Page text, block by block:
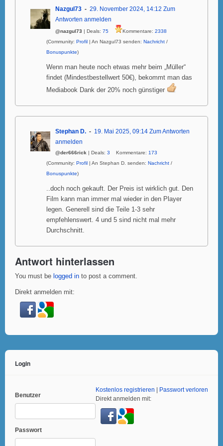
Nazgul73 29. November 2024, 14:12 Zum
Antworten anmelden
@nazgul73 | Deals: 75 Kommentare: 2338
(Community: Profil | An Nazgul73 senden: Nachricht /
Bonuspunkte)
Wenn man heute noch etwas mehr beim „Müller“
findet (Mindestbestellwert 50€), bekommt man das
Mediabook Dank der 20% noch günstiger
Stephan D. 19. Mai 2025, 09:14 Zum Antworten
anmelden
@der666rick | Deals: 3 Kommentare: 173
(Community: Profil | An Stephan D. senden: Nachricht /
Bonuspunkte)
..doch noch gekauft. Der Preis ist wirklich gut. Den
Film kann man immer mal wieder in den Player
legen. Generell sind die Teile 1-3 sehr
empfehlenswert. 4 und 5 sind nicht mal mehr
Durchschnitt.
Antwort hinterlassen
You must be logged in to post a comment.
Direkt anmelden mit:
Login
Benutzer
Passwort
Kostenlos registrieren | Passwort verloren
Direkt anmelden mit: